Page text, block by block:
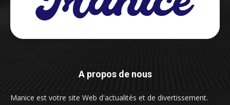
A propos de nous
Manice est votre site Web d'actualités et de divertissement.